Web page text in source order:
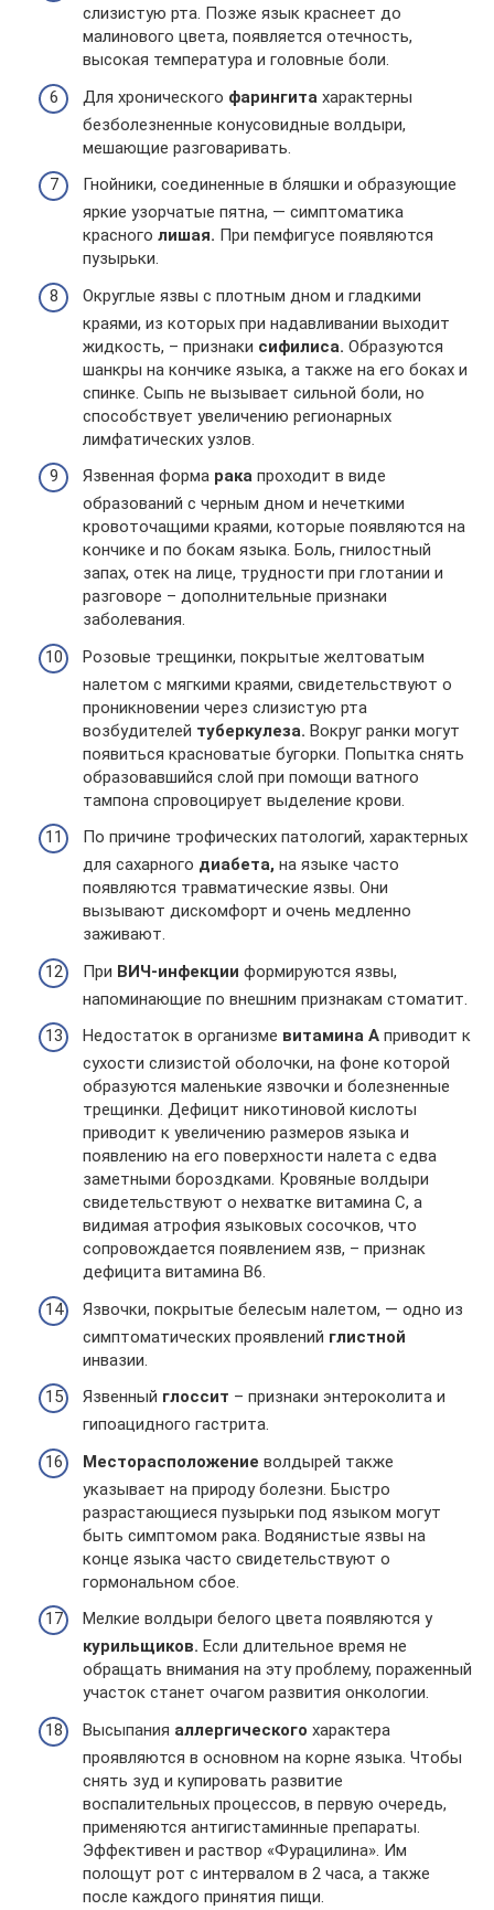
слизистую рта. Позже язык краснеет до
малинового цвета, появляется отечность,
высокая температура и головные боли.
Для хронического фарингита характерны
безболезненные конусовидные волдыри,
мешающие разговаривать.
Гнойники, соединенные в бляшки и образующие
яркие узорчатые пятна, — симптоматика
красного лишая. При пемфигусе появляются
пузырьки.
Округлые язвы с плотным дном и гладкими
краями, из которых при надавливании выходит
жидкость, – признаки сифилиса. Образуются
шанкры на кончике языка, а также на его боках и
спинке. Сыпь не вызывает сильной боли, но
способствует увеличению регионарных
лимфатических узлов.
Язвенная форма рака проходит в виде
образований с черным дном и нечеткими
кровоточащими краями, которые появляются на
кончике и по бокам языка. Боль, гнилостный
запах, отек на лице, трудности при глотании и
разговоре – дополнительные признаки
заболевания.
Розовые трещинки, покрытые желтоватым
налетом с мягкими краями, свидетельствуют о
проникновении через слизистую рта
возбудителей туберкулеза. Вокруг ранки могут
появиться красноватые бугорки. Попытка снять
образовавшийся слой при помощи ватного
тампона спровоцирует выделение крови.
По причине трофических патологий, характерных
для сахарного диабета, на языке часто
появляются травматические язвы. Они
вызывают дискомфорт и очень медленно
заживают.
При ВИЧ-инфекции формируются язвы,
напоминающие по внешним признакам стоматит.
Недостаток в организме витамина А приводит к
сухости слизистой оболочки, на фоне которой
образуются маленькие язвочки и болезненные
трещинки. Дефицит никотиновой кислоты
приводит к увеличению размеров языка и
появлению на его поверхности налета с едва
заметными бороздками. Кровяные волдыри
свидетельствуют о нехватке витамина С, а
видимая атрофия языковых сосочков, что
сопровождается появлением язв, – признак
дефицита витамина В6.
Язвочки, покрытые белесым налетом, — одно из
симптоматических проявлений глистной
инвазии.
Язвенный глоссит – признаки энтероколита и
гипоацидного гастрита.
Месторасположение волдырей также
указывает на природу болезни. Быстро
разрастающиеся пузырьки под языком могут
быть симптомом рака. Водянистые язвы на
конце языка часто свидетельствуют о
гормональном сбое.
Мелкие волдыри белого цвета появляются у
курильщиков. Если длительное время не
обращать внимания на эту проблему, пораженный
участок станет очагом развития онкологии.
Высыпания аллергического характера
проявляются в основном на корне языка. Чтобы
снять зуд и купировать развитие
воспалительных процессов, в первую очередь,
применяются антигистаминные препараты.
Эффективен и раствор «Фурацилина». Им
полощут рот с интервалом в 2 часа, а также
после каждого принятия пищи.